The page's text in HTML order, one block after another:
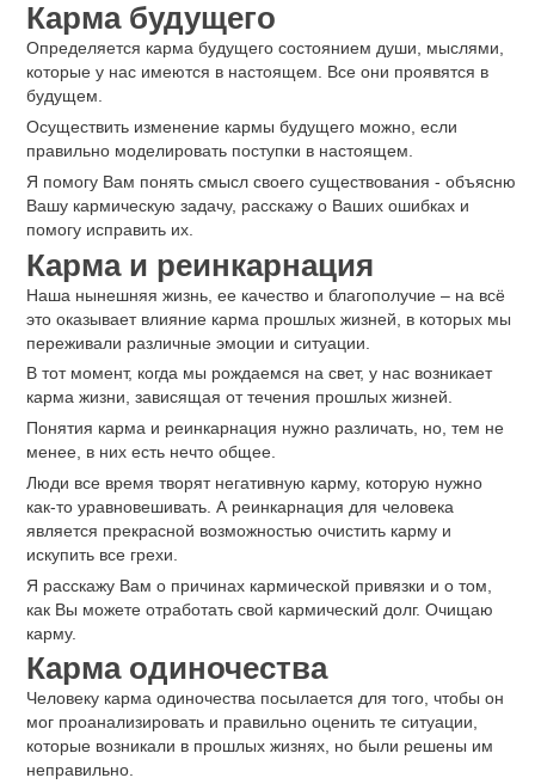
Карма будущего
Определяется карма будущего состоянием души, мыслями,
которые у нас имеются в настоящем. Все они проявятся в
будущем.
Осуществить изменение кармы будущего можно, если
правильно моделировать поступки в настоящем.
Я помогу Вам понять смысл своего существования - объясню
Вашу кармическую задачу, расскажу о Ваших ошибках и
помогу исправить их.
Карма и реинкарнация
Наша нынешняя жизнь, ее качество и благополучие ‒ на всё
это оказывает влияние карма прошлых жизней, в которых мы
переживали различные эмоции и ситуации.
В тот момент, когда мы рождаемся на свет, у нас возникает
карма жизни, зависящая от течения прошлых жизней.
Понятия карма и реинкарнация нужно различать, но, тем не
менее, в них есть нечто общее.
Люди все время творят негативную карму, которую нужно
как-то уравновешивать. А реинкарнация для человека
является прекрасной возможностью очистить карму и
искупить все грехи.
Я расскажу Вам о причинах кармической привязки и о том,
как Вы можете отработать свой кармический долг. Очищаю
карму.
Карма одиночества
Человеку карма одиночества посылается для того, чтобы он
мог проанализировать и правильно оценить те ситуации,
которые возникали в прошлых жизнях, но были решены им
неправильно.